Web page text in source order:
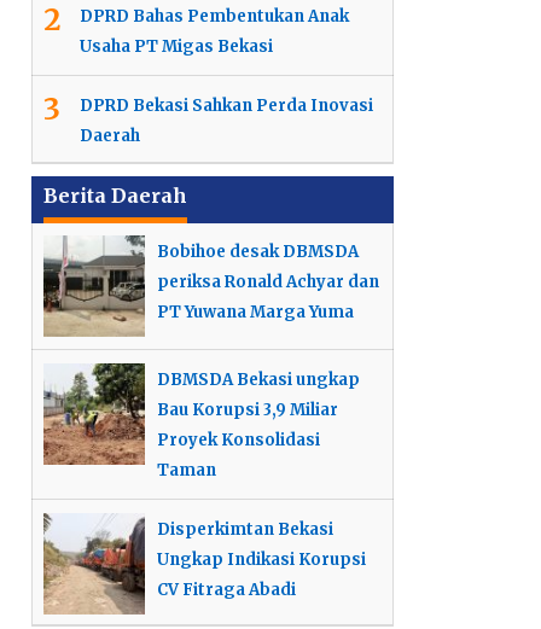
2
DPRD Bahas Pembentukan Anak
Usaha PT Migas Bekasi
3
DPRD Bekasi Sahkan Perda Inovasi
Daerah
Berita Daerah
Bobihoe desak DBMSDA
periksa Ronald Achyar dan
PT Yuwana Marga Yuma
DBMSDA Bekasi ungkap
Bau Korupsi 3,9 Miliar
Proyek Konsolidasi
Taman
Disperkimtan Bekasi
Ungkap Indikasi Korupsi
CV Fitraga Abadi